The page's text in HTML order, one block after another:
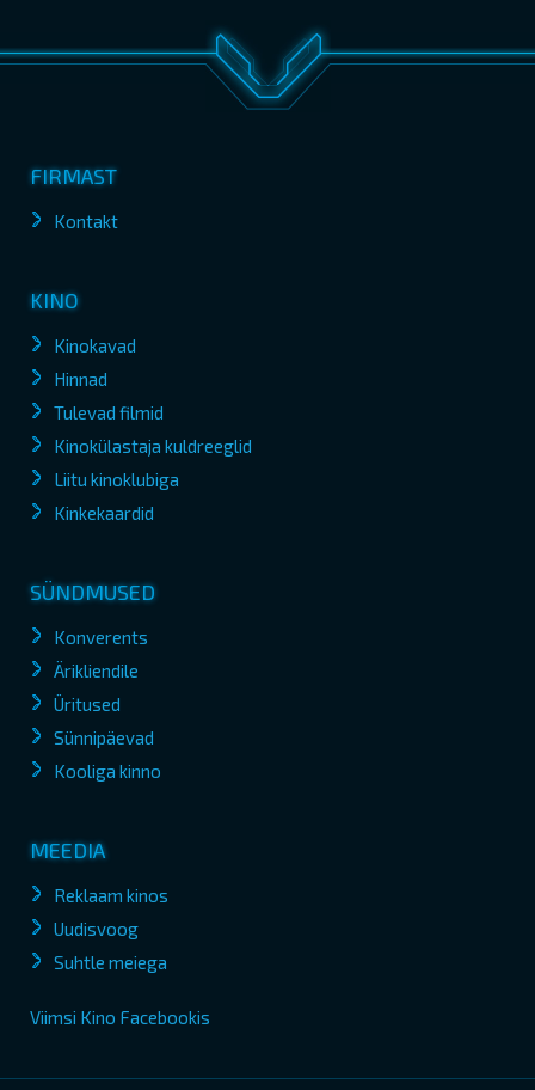
FIRMAST
Kontakt
KINO
Kinokavad
Hinnad
Tulevad filmid
Kinokülastaja kuldreeglid
Liitu kinoklubiga
Kinkekaardid
SÜNDMUSED
Konverents
Ärikliendile
Üritused
Sünnipäevad
Kooliga kinno
MEEDIA
Reklaam kinos
Uudisvoog
Suhtle meiega
Viimsi Kino Facebookis